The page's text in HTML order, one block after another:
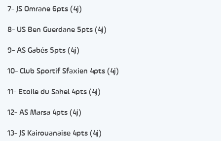
7- JS Omrane 6pts (4j)
8- US Ben Guerdane 5pts (4j)
9- AS Gabés 5pts (4j)
10- Club Sportif Sfaxien 4pts (4j)
11- Etoile du Sahel 4pts (4j)
12- AS Marsa 4pts (4j)
13- JS Kairouanaise 4pts (4j)